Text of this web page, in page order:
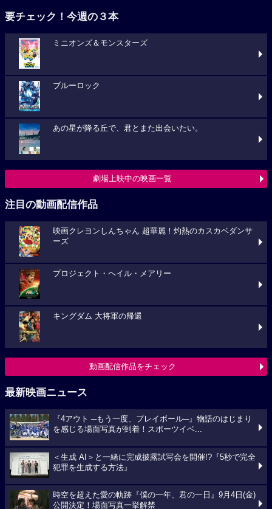
要チェック！今週の３本
ミニオンズ＆モンスターズ
ブルーロック
あの星が降る丘で、君とまた出会いたい。
劇場上映中の映画一覧
注目の動画配信作品
映画クレヨンしんちゃん 超華麗！灼熱のカスカベダンサ
ーズ
プロジェクト・ヘイル・メアリー
キングダム 大将軍の帰還
動画配信作品をチェック
最新映画ニュース
『4アウト ─もう一度、プレイボール─』物語のはじまり
を感じる場面写真が到着！スポーツイベ...
＜生成 AI＞と一緒に完成披露試写会を開催!?『5秒で完全
犯罪を生成する方法』
時空を超えた愛の軌跡『僕の一年、君の一日』9月4日(金)
公開決定！場面写真一挙解禁